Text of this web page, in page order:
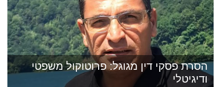
הסרת פסקי דין מגוגל: פרוטוקול משפטי
ודיגיטלי